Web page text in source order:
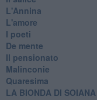
L'Annina
L'amore
I poeti
De mente
Il pensionato
Malinconie
Quaresima
LA BIONDA DI